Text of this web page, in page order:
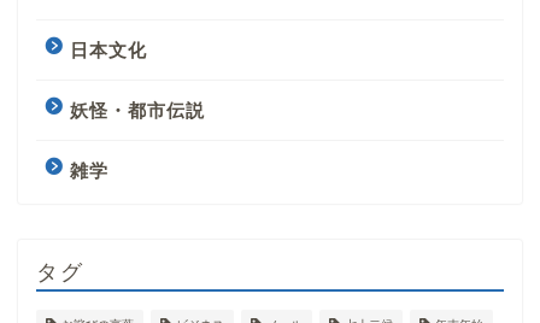
日本文化
妖怪・都市伝説
雑学
タグ